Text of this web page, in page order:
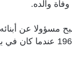
الكبير عندما تزوج أنجب 5 أبناء
جواب أرسله عبد المنعم إبراهيم إلى